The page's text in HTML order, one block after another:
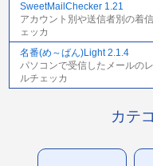
SweetMailChecker 1.21
アカウント別や送信者別の着
ェッカ
名番(め～ばん)Light 2.1.4
パソコンで受信したメールの
ルチェッカ
カテ